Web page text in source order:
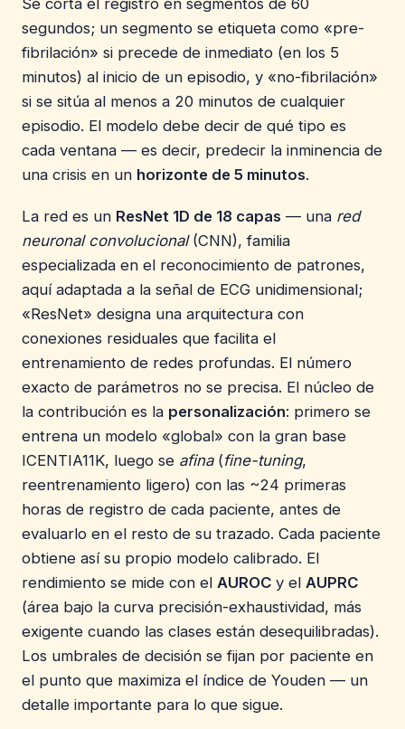
Se corta el registro en segmentos de 60
segundos; un segmento se etiqueta como «pre-
fibrilación» si precede de inmediato (en los 5
minutos) al inicio de un episodio, y «no-fibrilación»
si se sitúa al menos a 20 minutos de cualquier
episodio. El modelo debe decir de qué tipo es
cada ventana — es decir, predecir la inminencia de
una crisis en un horizonte de 5 minutos.
La red es un ResNet 1D de 18 capas — una red
neuronal convolucional(CNN), familia
especializada en el reconocimiento de patrones,
aquí adaptada a la señal de ECG unidimensional;
«ResNet» designa una arquitectura con
conexiones residuales que facilita el
entrenamiento de redes profundas. El número
exacto de parámetros no se precisa. El núcleo de
la contribución es la personalización: primero se
entrena un modelo «global» con la gran base
ICENTIA11K, luego se afina(fine-tuning,
reentrenamiento ligero) con las ~24 primeras
horas de registro de cada paciente, antes de
evaluarlo en el resto de su trazado. Cada paciente
obtiene así su propio modelo calibrado. El
rendimiento se mide con el AUROC y el AUPRC
(área bajo la curva precisión-exhaustividad, más
exigente cuando las clases están desequilibradas).
Los umbrales de decisión se fijan por paciente en
el punto que maximiza el índice de Youden — un
detalle importante para lo que sigue.